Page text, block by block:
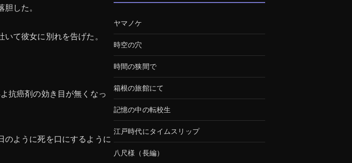
した。
て彼女に別れを告げた。
抗癌剤の効き目が無くなっ
のように死を口にするように
ヤマノケ
時空の穴
時間の狭間で
箱根の旅館にて
記憶の中の転校生
江戸時代にタイムスリップ
八尺様（長編）